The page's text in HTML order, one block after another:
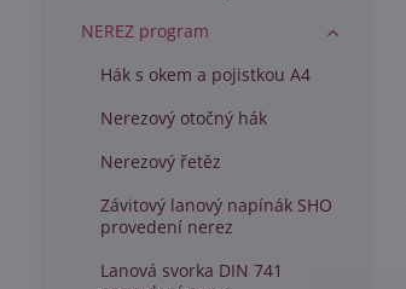
NEREZ program
Hák s okem a pojistkou A4
Nerezový otočný hák
Nerezový řetěz
Závitový lanový napínák SHO
provedení nerez
Lanová svorka DIN 741